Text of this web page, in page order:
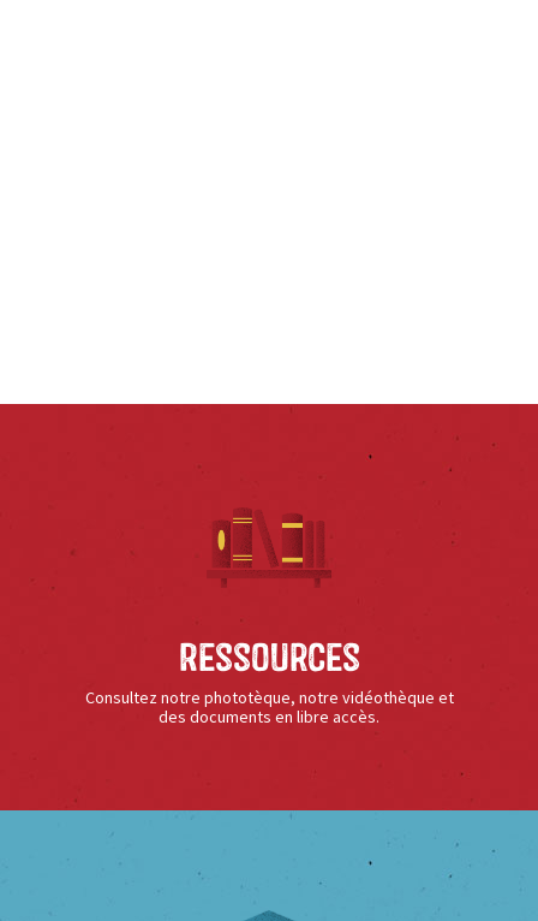
Ressources
Consultez notre phototèque, notre vidéothèque et
des documents en libre accès.